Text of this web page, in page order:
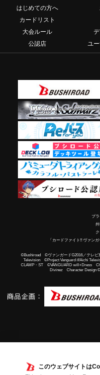
このウェブサイトは
はじめての方へ
カードリスト
大会ルール
公認店
ユ
プ
外
「カードファイト!! ヴァン
©Bushiroad ©ヴァンガードG2016／テレビ
Television ©Project Vanguard if/Aichi
CLAMP・ST ©VANGUARD will+Dress
Divinez Character Design